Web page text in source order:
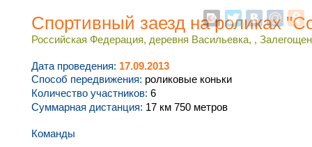
Спортивный заезд на роликах
Российская Федерация, деревня Васильевка, ,
Дата проведения: 17.09.2013
Способ передвижения: роликовые коньки
Количество участников: 6
Суммарная дистанция: 17 км 750 метров
Команды